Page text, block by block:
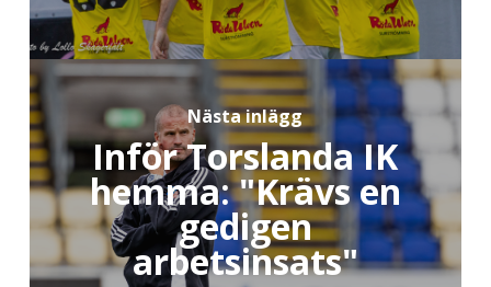
Nästa inlägg
Inför Torslanda IK
hemma: "Krävs en
gedigen
arbetsinsats"